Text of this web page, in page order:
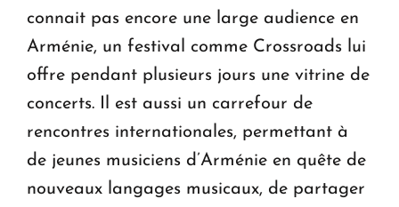
connait pas encore une large audience en
Arménie, un festival comme Crossroads lui
offre pendant plusieurs jours une vitrine de
concerts. Il est aussi un carrefour de
rencontres internationales, permettant à
de jeunes musiciens d’Arménie en quête de
nouveaux langages musicaux, de partager